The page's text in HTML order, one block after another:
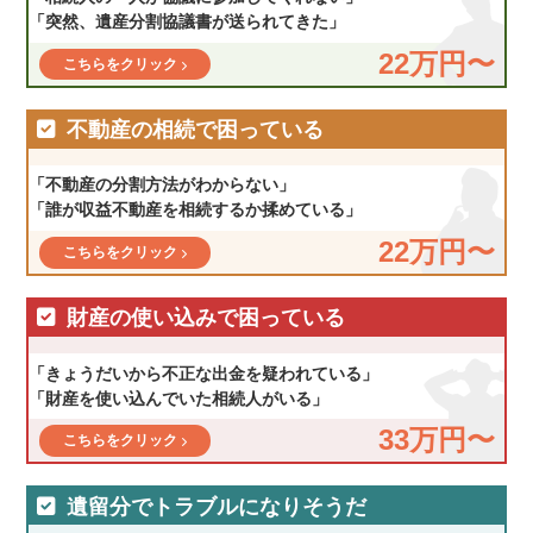
「突然、遺産分割協議書が送られてきた」
22万円〜
こちらをクリック
不動産の相続で困っている
「不動産の分割方法がわからない」
「誰が収益不動産を相続するか揉めている」
22万円〜
こちらをクリック
財産の使い込みで困っている
「きょうだいから不正な出金を疑われている」
「財産を使い込んでいた相続人がいる」
33万円〜
こちらをクリック
遺留分でトラブルになりそうだ